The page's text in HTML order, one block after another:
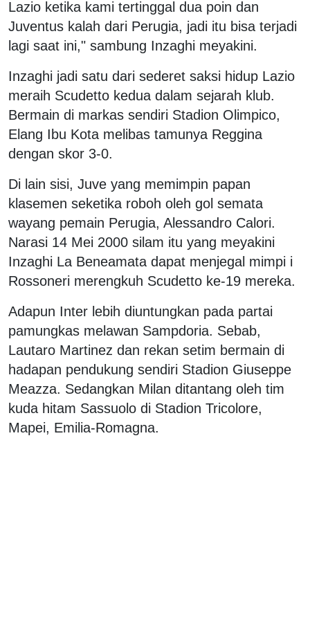
Lazio ketika kami tertinggal dua poin dan
Juventus kalah dari Perugia, jadi itu bisa terjadi
lagi saat ini," sambung Inzaghi meyakini.
Inzaghi jadi satu dari sederet saksi hidup Lazio
meraih Scudetto kedua dalam sejarah klub.
Bermain di markas sendiri Stadion Olimpico,
Elang Ibu Kota melibas tamunya Reggina
dengan skor 3-0.
Di lain sisi, Juve yang memimpin papan
klasemen seketika roboh oleh gol semata
wayang pemain Perugia, Alessandro Calori.
Narasi 14 Mei 2000 silam itu yang meyakini
Inzaghi La Beneamata dapat menjegal mimpi i
Rossoneri merengkuh Scudetto ke-19 mereka.
Adapun Inter lebih diuntungkan pada partai
pamungkas melawan Sampdoria. Sebab,
Lautaro Martinez dan rekan setim bermain di
hadapan pendukung sendiri Stadion Giuseppe
Meazza. Sedangkan Milan ditantang oleh tim
kuda hitam Sassuolo di Stadion Tricolore,
Mapei, Emilia-Romagna.